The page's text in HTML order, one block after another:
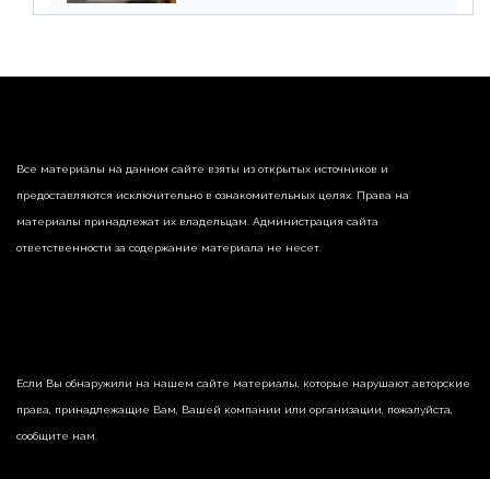
реализации недвижимости
Все материалы на данном сайте взяты из открытых источников и
предоставляются исключительно в ознакомительных целях. Права на
материалы принадлежат их владельцам. Администрация сайта
ответственности за содержание материала не несет.
Если Вы обнаружили на нашем сайте материалы, которые нарушают авторские
права, принадлежащие Вам, Вашей компании или организации, пожалуйста,
сообщите нам.